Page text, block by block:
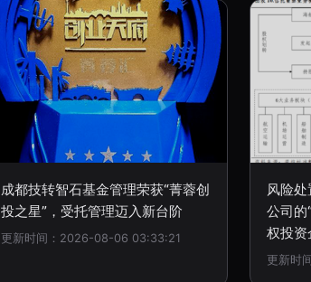
成都技转智石基金管理荣获“菁蓉创
投之星”，受托管理迈入新台阶
更新时间：2026-08-06 03:33:21
风险
公司
权投资
更新时